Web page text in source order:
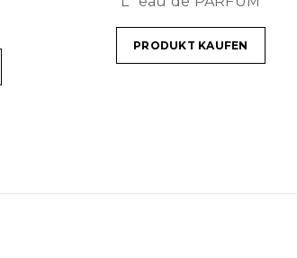
PRODUKT KAUFEN